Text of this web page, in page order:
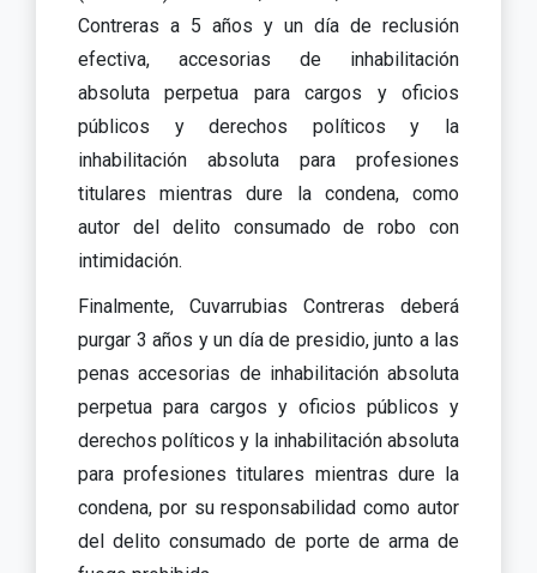
Contreras a 5 años y un día de reclusión
efectiva, accesorias de inhabilitación
absoluta perpetua para cargos y oficios
públicos y derechos políticos y la
inhabilitación absoluta para profesiones
titulares mientras dure la condena, como
autor del delito consumado de robo con
intimidación.
Finalmente, Cuvarrubias Contreras deberá
purgar 3 años y un día de presidio, junto a las
penas accesorias de inhabilitación absoluta
perpetua para cargos y oficios públicos y
derechos políticos y la inhabilitación absoluta
para profesiones titulares mientras dure la
condena, por su responsabilidad como autor
del delito consumado de porte de arma de